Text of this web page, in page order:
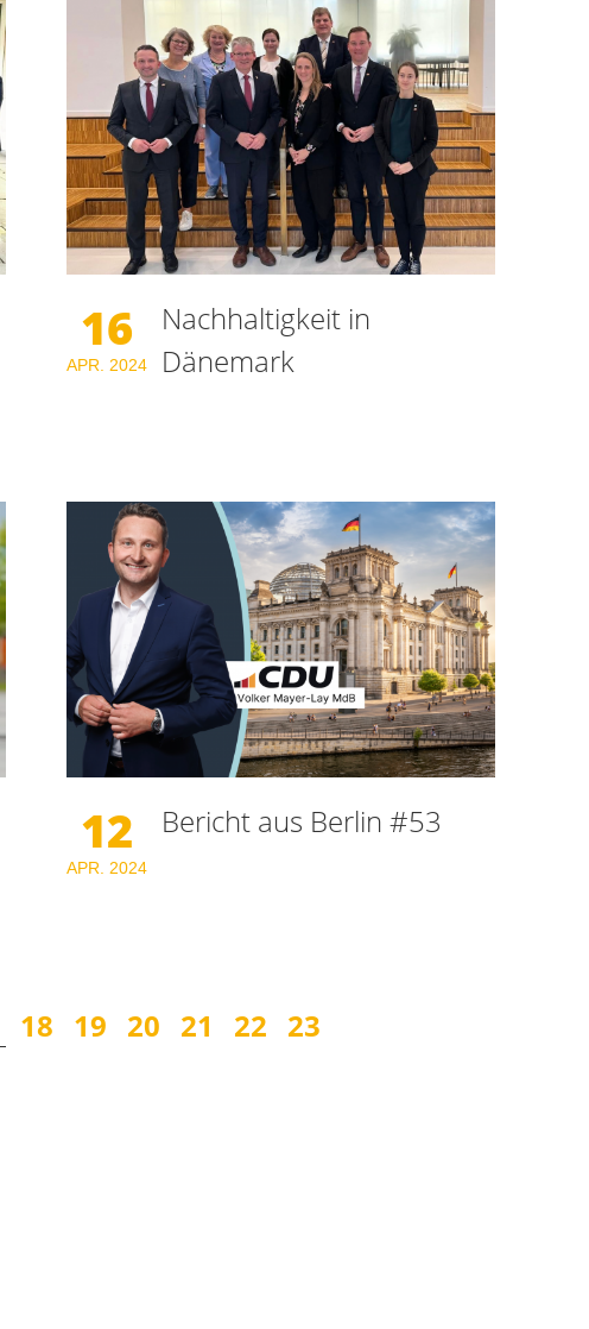
16
APR. 2024
Nachhaltigkeit in
Dänemark
12
APR. 2024
Bericht aus Berlin #53
18 19 20 21 22 23